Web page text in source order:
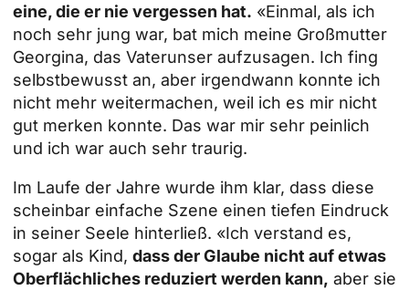
eine, die er nie vergessen hat. «Einmal, als ich
noch sehr jung war, bat mich meine Großmutter
Georgina, das Vaterunser aufzusagen. Ich fing
selbstbewusst an, aber irgendwann konnte ich
nicht mehr weitermachen, weil ich es mir nicht
gut merken konnte. Das war mir sehr peinlich
und ich war auch sehr traurig.
Im Laufe der Jahre wurde ihm klar, dass diese
scheinbar einfache Szene einen tiefen Eindruck
in seiner Seele hinterließ. «Ich verstand es,
sogar als Kind, dass der Glaube nicht auf etwas
Oberflächliches reduziert werden kann, aber sie